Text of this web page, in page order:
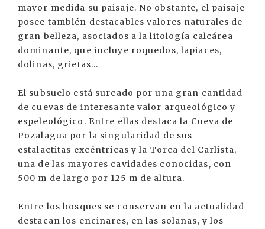
mayor medida su paisaje. No obstante, el paisaje
posee también destacables valores naturales de
gran belleza, asociados a la litología calcárea
dominante, que incluye roquedos, lapiaces,
dolinas, grietas...
El subsuelo está surcado por una gran cantidad
de cuevas de interesante valor arqueológico y
espeleológico. Entre ellas destaca la Cueva de
Pozalagua por la singularidad de sus
estalactitas excéntricas y la Torca del Carlista,
una de las mayores cavidades conocidas, con
500 m de largo por 125 m de altura.
Entre los bosques se conservan en la actualidad
destacan los encinares, en las solanas, y los